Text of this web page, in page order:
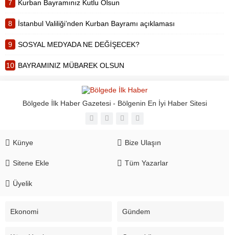
7 Kurban Bayramınız Kutlu Olsun
8 İstanbul Valiliği’nden Kurban Bayramı açıklaması
9 SOSYAL MEDYADA NE DEĞİŞECEK?
10 BAYRAMINIZ MÜBAREK OLSUN
Bölgede İlk Haber Gazetesi - Bölgenin En İyi Haber Sitesi
Künye Bize Ulaşın
Sitene Ekle Tüm Yazarlar
Üyelik
Ekonomi Gündem